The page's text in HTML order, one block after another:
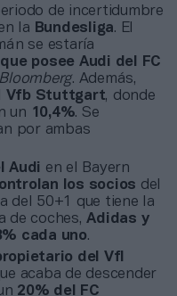
de incertidumbre
la Bundesliga. El
se estaría
posee Audi del FC
Bloomberg. Además,
Vfb Stuttgart, donde
un 10,4%. Se
por ambas
Audi en el Bayern
los socios del
del 50+1 que tiene la
de coches,Adidas y
cada uno.
del Vfl
acaba de descender
20% del FC